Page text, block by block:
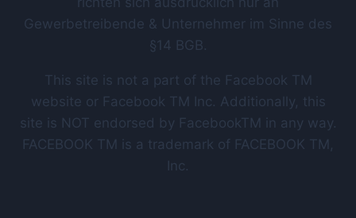
Gewerbetreibende & Unternehmer im Sinne des
§14 BGB.
This site is not a part of the Facebook TM
website or Facebook TM Inc. Additionally, this
site is NOT endorsed by FacebookTM in any way.
FACEBOOK TM is a trademark of FACEBOOK TM,
Inc.